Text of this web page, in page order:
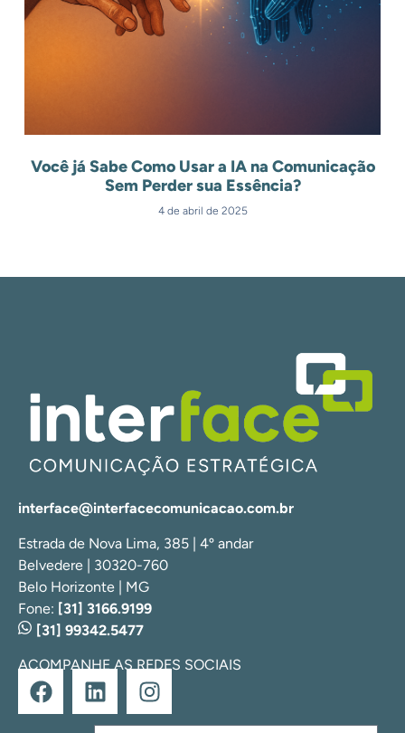
Você já Sabe Como Usar a IA na Comunicação
Sem Perder sua Essência?
4 de abril de 2025
interface@interfacecomunicacao.com.br
Estrada de Nova Lima, 385 | 4º andar
Belvedere | 30320-760
Belo Horizonte | MG
Fone: [31] 3166.9199
[31] 99342.5477
ACOMPANHE AS REDES SOCIAIS